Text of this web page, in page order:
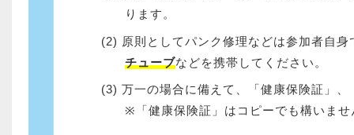
ります。
原則としてパンク修理などは参加者自
チューブなどを携帯してください。
万一の場合に備えて、「健康保険証」
※「健康保険証」はコピーでも構いませ